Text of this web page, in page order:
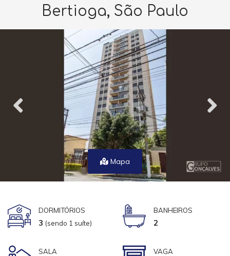
Bertioga, São Paulo
Mapa
DORMITÓRIOS
3 (sendo 1 suíte)
BANHEIROS
2
SALA VAGA